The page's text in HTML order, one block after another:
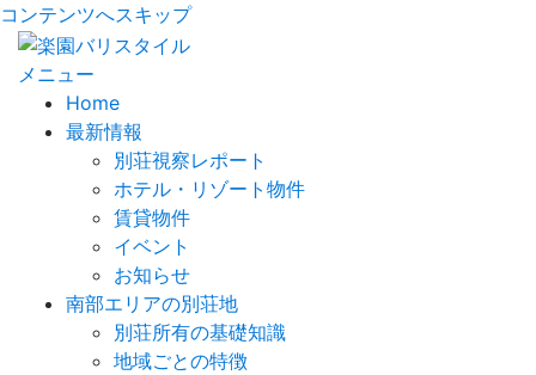
コンテンツへスキップ
メニュー
Home
最新情報
別荘視察レポート
ホテル・リゾート物件
賃貸物件
イベント
お知らせ
南部エリアの別荘地
別荘所有の基礎知識
地域ごとの特徴